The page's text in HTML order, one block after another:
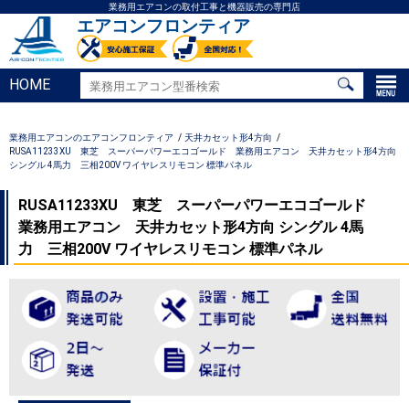
業務用エアコンの取付工事と機器販売の専門店
エアコンフロンティア
HOME
業務用エアコンのエアコンフロンティア
天井カセット形4方向
RUSA11233XU 東芝 スーパーパワーエコゴールド 業務用エアコン 天井カセット形4方向
シングル 4馬力 三相200V ワイヤレスリモコン 標準パネル
RUSA11233XU 東芝 スーパーパワーエコゴールド
業務用エアコン 天井カセット形4方向 シングル 4馬
力 三相200V ワイヤレスリモコン 標準パネル